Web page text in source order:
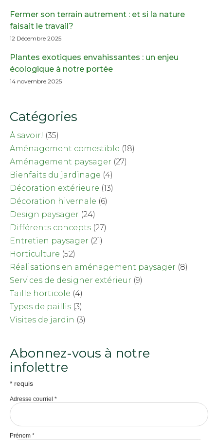
Fermer son terrain autrement : et si la nature
faisait le travail?
12 Décembre 2025
Plantes exotiques envahissantes : un enjeu
écologique à notre portée
14 novembre 2025
Catégories
À savoir! (35)
Aménagement comestible (18)
Aménagement paysager (27)
Bienfaits du jardinage (4)
Décoration extérieure (13)
Décoration hivernale (6)
Design paysager (24)
Différents concepts (27)
Entretien paysager (21)
Horticulture (52)
Réalisations en aménagement paysager (8)
Services de designer extérieur (9)
Taille horticole (4)
Types de paillis (3)
Visites de jardin (3)
Abonnez-vous à notre
infolettre
* requis
Adresse courriel *
Prénom *